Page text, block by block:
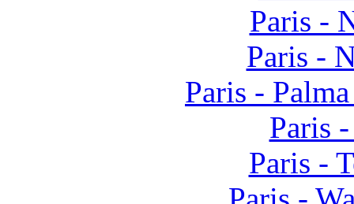
Paris -
Paris -
Paris -
Paris
Paris -